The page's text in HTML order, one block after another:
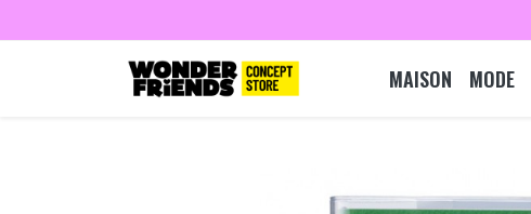
MAISON MODE